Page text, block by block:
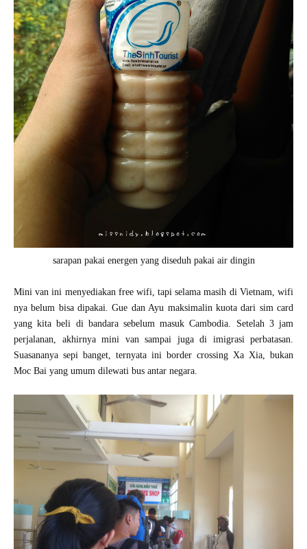
sarapan pakai energen yang diseduh pakai air dingin
Mini van ini menyediakan free wifi, tapi selama masih di Vietnam, wifi
nya belum bisa dipakai. Gue dan Ayu maksimalin kuota dari sim card
yang kita beli di bandara sebelum masuk Cambodia. Setelah 3 jam
perjalanan, akhirnya mini van sampai juga di imigrasi perbatasan.
Suasananya sepi banget, ternyata ini border crossing Xa Xia, bukan
Moc Bai yang umum dilewati bus antar negara.